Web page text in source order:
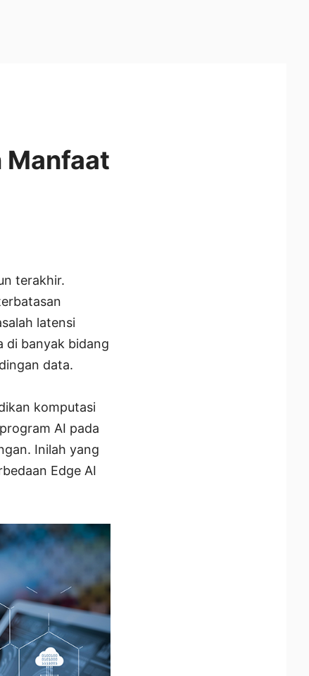
Manfaat
terakhir.
latensi
di banyak bidang
data.
komputasi
AI pada
Inilah yang
Edge AI